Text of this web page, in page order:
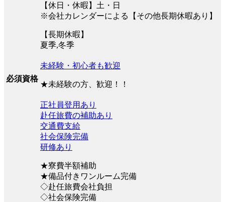
【休日・休暇】土・日
※会社カレンダーによる【その他長期休暇あり】
【長期休暇】
夏季,冬季
必須資格
未経験・初心者も歓迎
★未経験の方、歓迎！！
正社員登用あり
赴任旅費の補助あり
交通費支給
社会保険完備
研修あり
★寮費半額補助
★備品付きワンルーム完備
◇赴任旅費会社負担
◇社会保険完備